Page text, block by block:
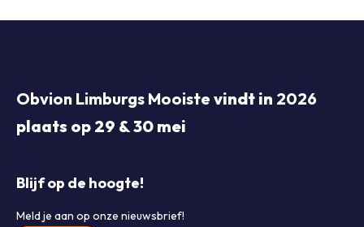
Obvion Limburgs Mooiste vindt in 2026
plaats op 29 & 30 mei
Blijf op de hoogte!
Meld je aan op onze nieuwsbrief!